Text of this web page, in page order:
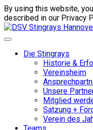
By using this website,
described in our Privacy
Die Stingrays
Historie &
Vereinsheim
Unsere
Mitglied
Satzung +
Verein des